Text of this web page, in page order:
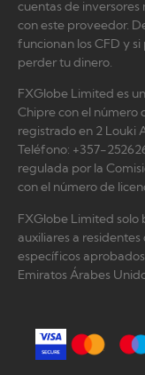
cuentas de
con este proveedor.
funcionan los CFD y
perder tu dinero.
FXGlobe Limited es
Chipre con el número
registrado en 2 Louki
Teléfono: +357-
regulada por la
con el número de
FXGlobe Limited solo
auxiliares a
específicos
Emiratos Árabes